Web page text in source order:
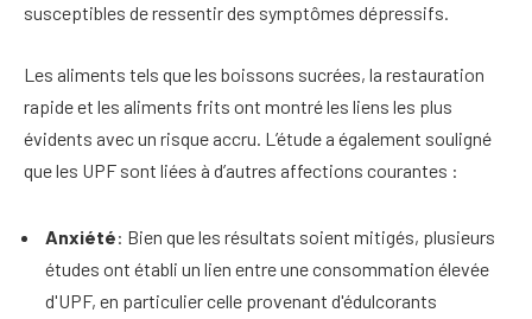
susceptibles de ressentir des symptômes dépressifs.
Les aliments tels que les boissons sucrées, la restauration
rapide et les aliments frits ont montré les liens les plus
évidents avec un risque accru. L’étude a également souligné
que les UPF sont liées à d’autres affections courantes :
Anxiété: Bien que les résultats soient mitigés, plusieurs
études ont établi un lien entre une consommation élevée
d'UPF, en particulier celle provenant d'édulcorants